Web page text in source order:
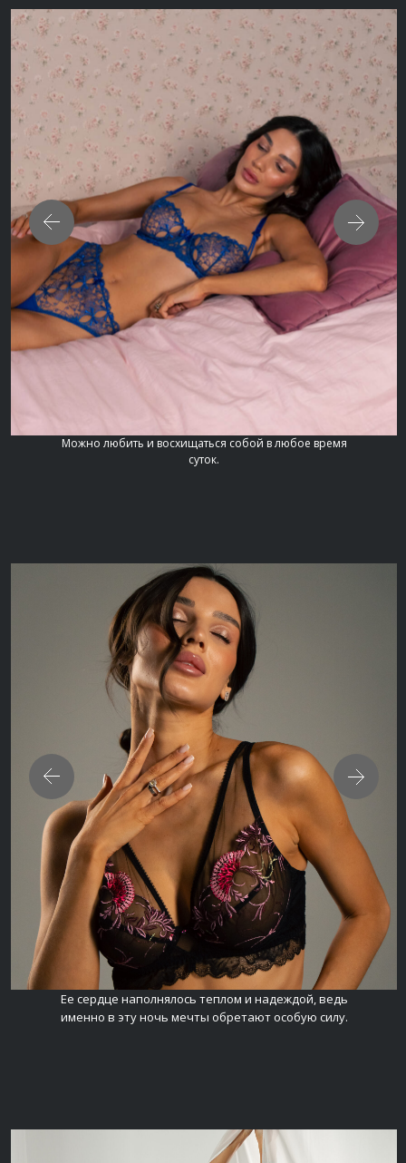
Можно любить и восхищаться собой в любое время
суток.
Ее сердце наполнялось теплом и надеждой, ведь
именно в эту ночь мечты обретают особую силу.